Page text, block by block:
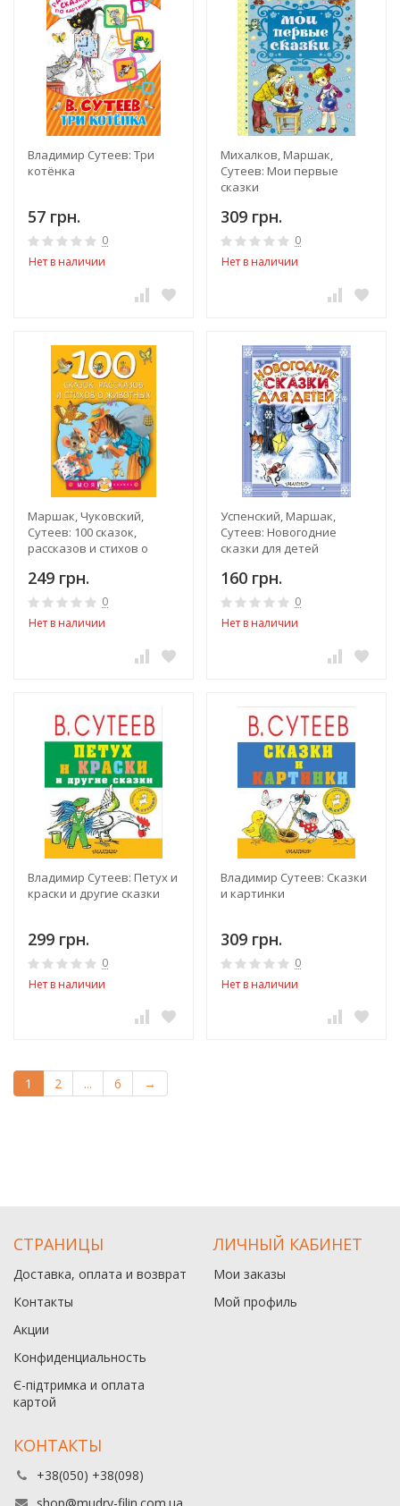
Владимир Сутеев: Три
котёнка
57 грн.
0
Нет в наличии
Михалков, Маршак,
Сутеев: Мои первые
сказки
309 грн.
0
Нет в наличии
Маршак, Чуковский,
Сутеев: 100 сказок,
рассказов и стихов о
249 грн.
0
Нет в наличии
Успенский, Маршак,
Сутеев: Новогодние
сказки для детей
160 грн.
0
Нет в наличии
Владимир Сутеев: Петух и
краски и другие сказки
299 грн.
0
Нет в наличии
Владимир Сутеев: Сказки
и картинки
309 грн.
0
Нет в наличии
1 2 ... 6 →
СТРАНИЦЫ
Доставка, оплата и возврат
Контакты
Акции
Конфиденциальность
Є-підтримка и оплата
картой
ЛИЧНЫЙ КАБИНЕТ
Мои заказы
Мой профиль
КОНТАКТЫ
+38(050) +38(098)